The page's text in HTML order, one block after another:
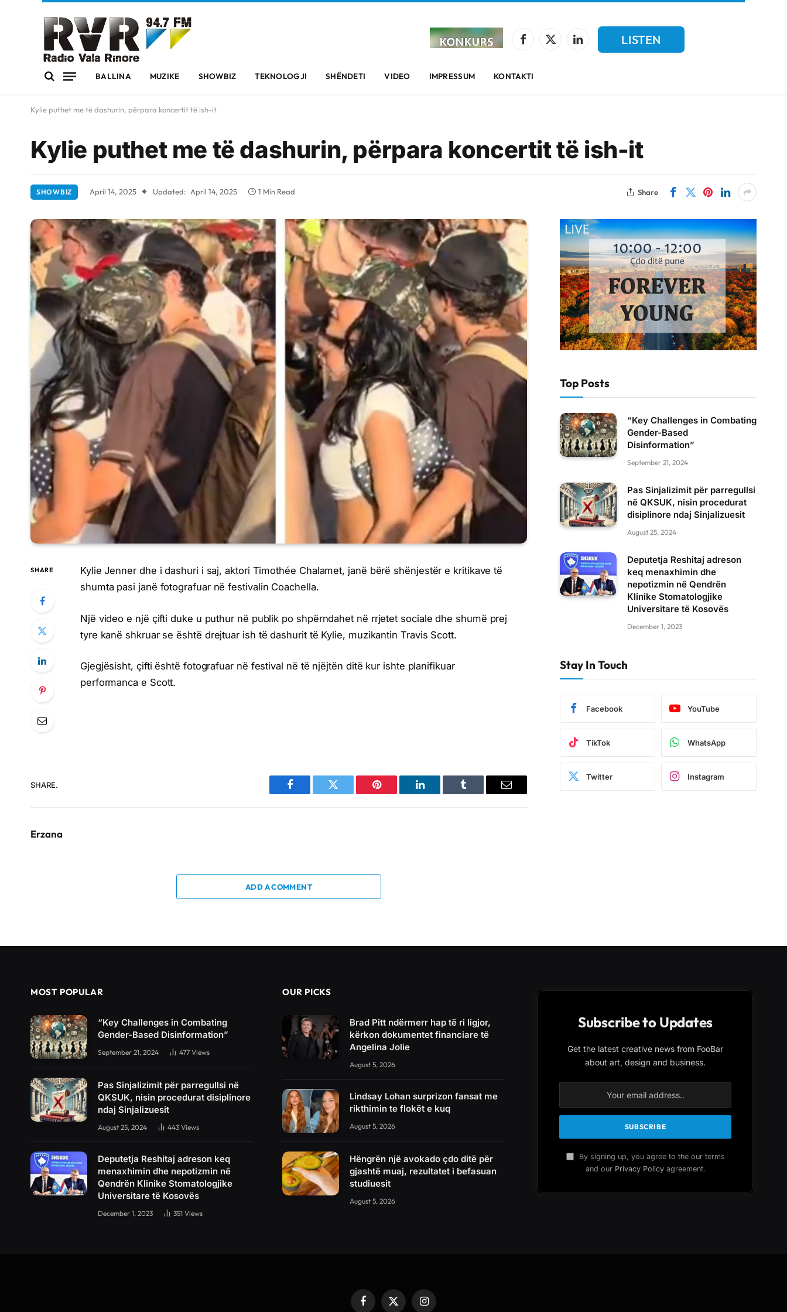
Facebook
X
LinkedIn
LISTEN
BALLINA MUZIKE SHOWBIZ TEKNOLOGJI SHËNDETI VIDEO IMPRESSUM KONTAKTI
Kylie puthet me të dashurin, përpara koncertit të ish-it
Kylie puthet me të dashurin, përpara koncertit të ish-it
SHOWBIZ April 14, 2025 Updated: April 14, 2025 1 Min Read Share
SHARE
Kylie Jenner dhe i dashuri i saj, aktori Timothée Chalamet, janë bërë shënjestër e kritikave të
shumta pasi janë fotografuar në festivalin Coachella.
Një video e një çifti duke u puthur në publik po shpërndahet në rrjetet sociale dhe shumë prej
tyre kanë shkruar se është drejtuar ish të dashurit të Kylie, muzikantin Travis Scott.
Gjegjësisht, çifti është fotografuar në festival në të njëjtën ditë kur ishte planifikuar
performanca e Scott.
SHARE.
Facebook Twitter Pinterest LinkedIn Tumblr Email
Erzana
ADD A COMMENT
Top Posts
“Key Challenges in Combating
Gender-Based
Disinformation”
September 21, 2024
Pas Sinjalizimit për parregullsi
në QKSUK, nisin procedurat
disiplinore ndaj Sinjalizuesit
August 25, 2024
Deputetja Reshitaj adreson
keq menaxhimin dhe
nepotizmin në Qendrën
Klinike Stomatologjike
Universitare të Kosovës
December 1, 2023
Stay In Touch
Facebook YouTube
TikTok WhatsApp
Twitter Instagram
MOST POPULAR
“Key Challenges in Combating
Gender-Based Disinformation”
September 21, 2024 477 Views
Pas Sinjalizimit për parregullsi në
QKSUK, nisin procedurat disiplinore
ndaj Sinjalizuesit
August 25, 2024 443 Views
Deputetja Reshitaj adreson keq
menaxhimin dhe nepotizmin në
Qendrën Klinike Stomatologjike
Universitare të Kosovës
December 1, 2023 351 Views
OUR PICKS
Brad Pitt ndërmerr hap të ri ligjor,
kërkon dokumentet financiare të
Angelina Jolie
August 5, 2026
Lindsay Lohan surprizon fansat me
rikthimin te flokët e kuq
August 5, 2026
Hëngrën një avokado çdo ditë për
gjashtë muaj, rezultatet i befasuan
studiuesit
August 5, 2026
Subscribe to Updates
Get the latest creative news from FooBar
about art, design and business.
By signing up, you agree to the our terms
and our Privacy Policyagreement.
Facebook
X Instagram